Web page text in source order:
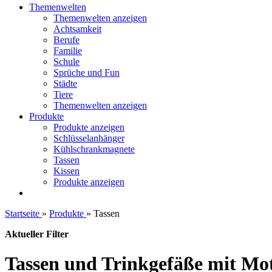
Themenwelten
Themenwelten anzeigen
Achtsamkeit
Berufe
Familie
Schule
Sprüche und Fun
Städte
Tiere
Themenwelten anzeigen
Produkte
Produkte anzeigen
Schlüsselanhänger
Kühlschrankmagnete
Tassen
Kissen
Produkte anzeigen
Startseite » Produkte » Tassen
Aktueller Filter
Tassen und Trinkgefäße mit